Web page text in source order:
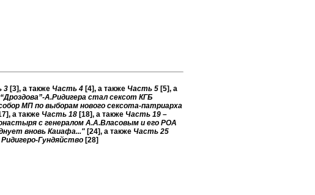
3 [3], а также Часть 4 [4], а также Часть 5 [5], а
А.Ридигера стал сексот КГБ
МП по выборам нового сексота-патриарха
, а также Часть 18 [18], а также Часть 19 –
с генералом А.А.Власовым и его РОА
вновь Каиафа..." [24], а также Часть 25
Гундяйство [28]